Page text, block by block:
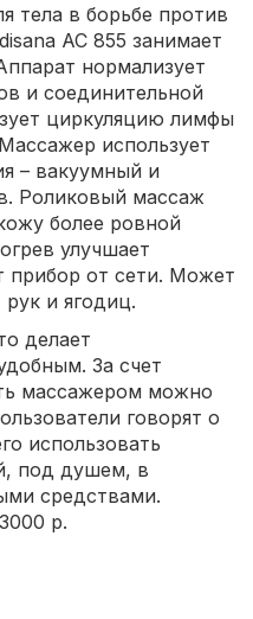
тела в борьбе против
AC 855 занимает
нормализует
и соединительной
циркуляцию лимфы
использует
– вакуумный и
Роликовый массаж
более ровной
улучшает
прибор от сети. Может
рук и ягодиц.
делает
За счет
массажером можно
говорят о
использовать
под душем, в
средствами.
р.